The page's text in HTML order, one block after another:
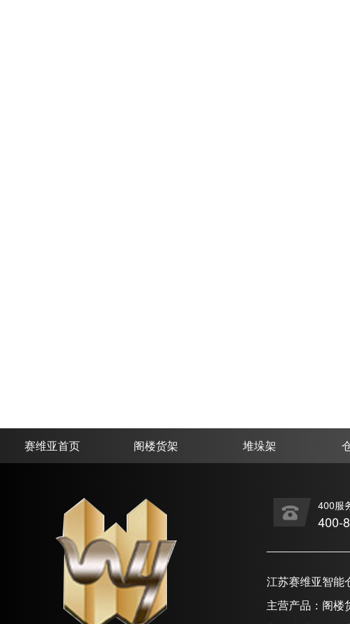
赛维亚首页 阁楼货架 堆垛架
400服
400-
江苏赛维亚智能
主营产品：阁楼